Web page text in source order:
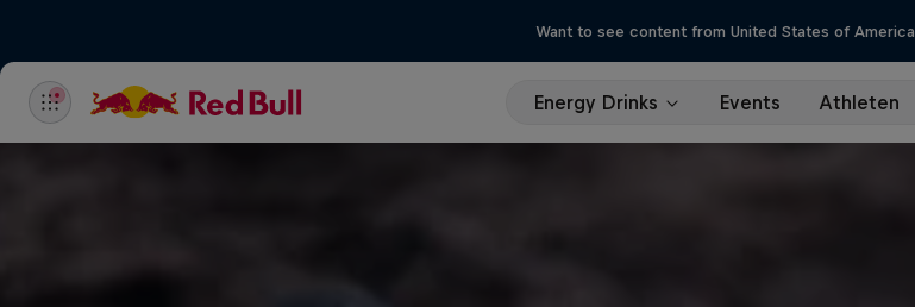
Want to see content from United States of America
Energy Drinks Events Athleten